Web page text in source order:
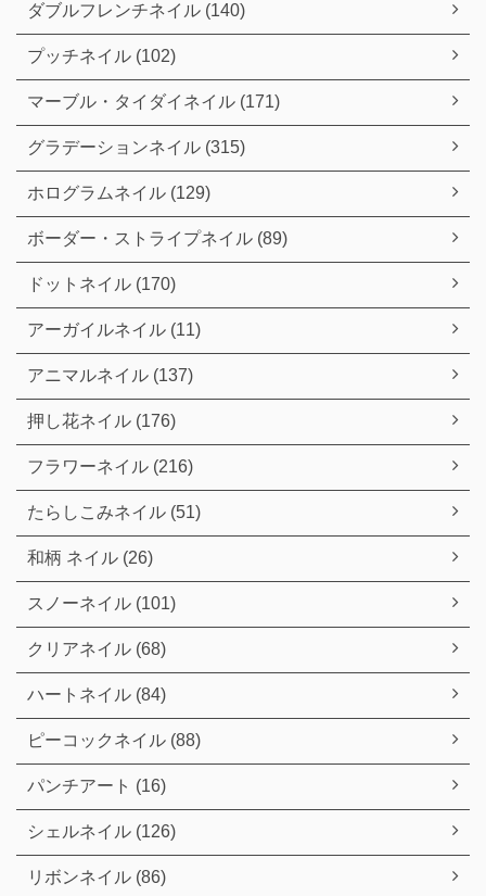
ダブルフレンチネイル (140)
プッチネイル (102)
マーブル・タイダイネイル (171)
グラデーションネイル (315)
ホログラムネイル (129)
ボーダー・ストライプネイル (89)
ドットネイル (170)
アーガイルネイル (11)
アニマルネイル (137)
押し花ネイル (176)
フラワーネイル (216)
たらしこみネイル (51)
和柄 ネイル (26)
スノーネイル (101)
クリアネイル (68)
ハートネイル (84)
ピーコックネイル (88)
パンチアート (16)
シェルネイル (126)
リボンネイル (86)